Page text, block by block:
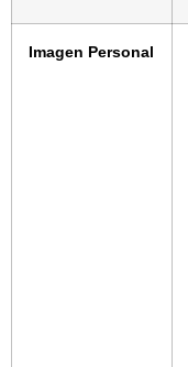
Imagen Personal